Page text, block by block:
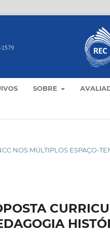
SOBRE
NOS MÚLTIPLOS ESPAÇO-